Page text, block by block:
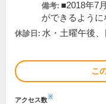
備考: ■2018年7
ができるように
休診日: 水・土曜午後
こ
アクセス数※